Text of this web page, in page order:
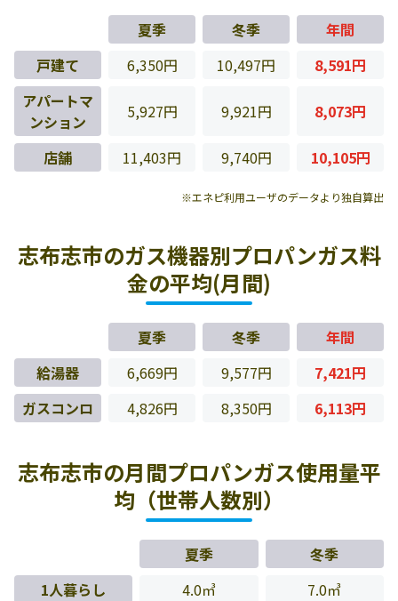
夏季 冬季
年間
戸建て
6,350円 10,497円
8,591円
アパートマ
ンション
5,927円 9,921円 8,073円
店舗 11,403円 9,740円 10,105円
※エネピ利用ユーザのデータより独自算出
志布志市のガス機器別プロパンガス料
金の平均(月間)
夏季 冬季
年間
給湯器
6,669円 9,577円
7,421円
ガスコンロ
4,826円 8,350円 6,113円
志布志市の月間プロパンガス使用量平
均（世帯人数別）
夏季
冬季
1人暮らし
4.0㎥
7.0㎥